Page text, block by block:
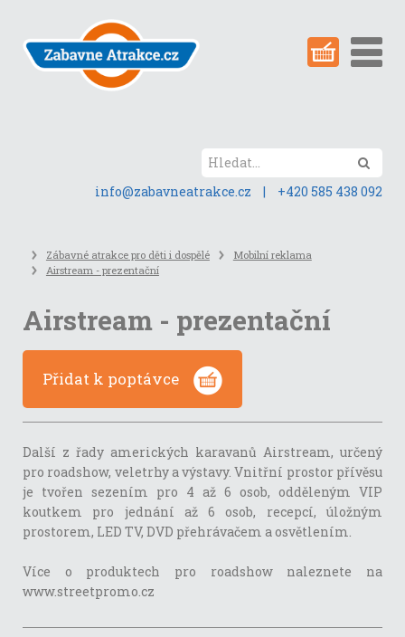
obsah
stránky
info@zabavneatrakce.cz
| +420 585 438 092
Zábavné atrakce pro děti i dospělé
Mobilní reklama
Airstream - prezentační
Airstream - prezentační
Přidat k poptávce
Další z řady amerických karavanů Airstream, určený
pro roadshow, veletrhy a výstavy. Vnitřní prostor přívěsu
je tvořen sezením pro 4 až 6 osob, odděleným VIP
koutkem pro jednání až 6 osob, recepcí, úložným
prostorem, LED TV, DVD přehrávačem a osvětlením.
Více o produktech pro roadshow naleznete na
www.streetpromo.cz